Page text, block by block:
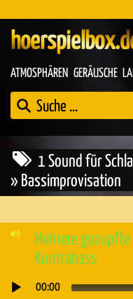
ATMOSPHÄREN GERÄUSCHE
1 Sound für
» Bassimprovisation
Mehrere
Kontrabass
Audio-
00:00